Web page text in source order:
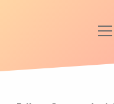
Anasayfa